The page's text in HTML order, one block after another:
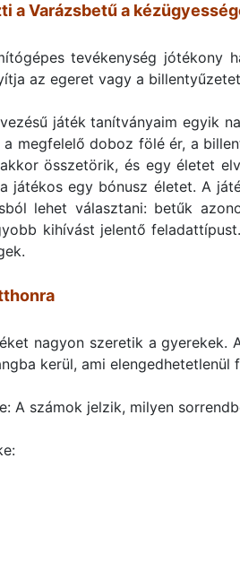
a Varázsbetű a
tevékenység jótékony
az egeret vagy a
játék tanítványaim egyik
a megfelelő doboz fölé ér, a
összetörik, és egy életet
játékos egy bónusz életet. A
lehet választani: betűk
kihívást jelentő
nagyon szeretik a gyerekek.
kerül, ami
A számok jelzik, milyen